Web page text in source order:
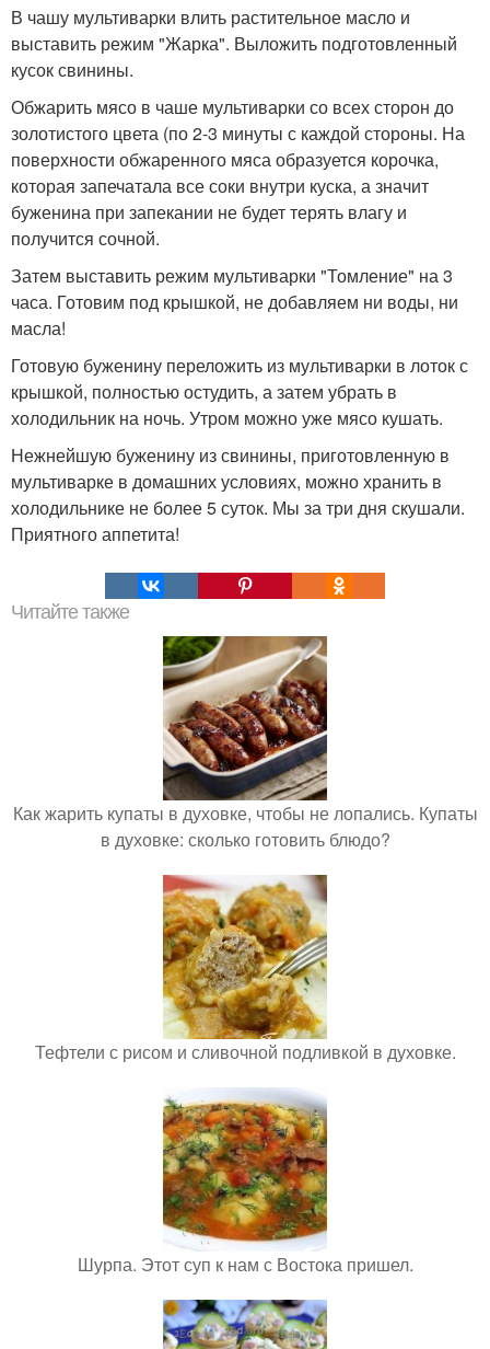
В чашу мультиварки влить растительное масло и
выставить режим "Жарка". Выложить подготовленный
кусок свинины.
Обжарить мясо в чаше мультиварки со всех сторон до
золотистого цвета (по 2-3 минуты с каждой стороны. На
поверхности обжаренного мяса образуется корочка,
которая запечатала все соки внутри куска, а значит
буженина при запекании не будет терять влагу и
получится сочной.
Затем выставить режим мультиварки "Томление" на 3
часа. Готовим под крышкой, не добавляем ни воды, ни
масла!
Готовую буженину переложить из мультиварки в лоток с
крышкой, полностью остудить, а затем убрать в
холодильник на ночь. Утром можно уже мясо кушать.
Нежнейшую буженину из свинины, приготовленную в
мультиварке в домашних условиях, можно хранить в
холодильнике не более 5 суток. Мы за три дня скушали.
Приятного аппетита!
Читайте также
Как жарить купаты в духовке, чтобы не лопались. Купаты
в духовке: сколько готовить блюдо?
Тефтели с рисом и сливочной подливкой в духовке.
Шурпа. Этот суп к нам с Востока пришел.